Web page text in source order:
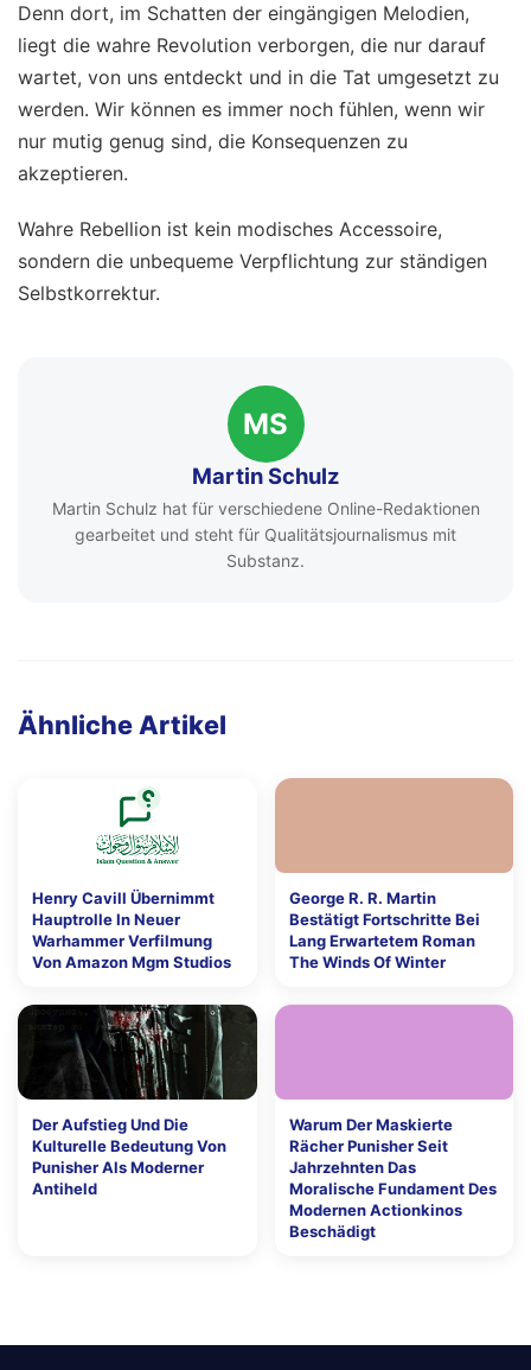
Denn dort, im Schatten der eingängigen Melodien,
liegt die wahre Revolution verborgen, die nur darauf
wartet, von uns entdeckt und in die Tat umgesetzt zu
werden. Wir können es immer noch fühlen, wenn wir
nur mutig genug sind, die Konsequenzen zu
akzeptieren.
Wahre Rebellion ist kein modisches Accessoire,
sondern die unbequeme Verpflichtung zur ständigen
Selbstkorrektur.
MS
Martin Schulz
Martin Schulz hat für verschiedene Online-Redaktionen
gearbeitet und steht für Qualitätsjournalismus mit
Substanz.
Ähnliche Artikel
Henry Cavill Übernimmt
Hauptrolle In Neuer
Warhammer Verfilmung
Von Amazon Mgm Studios
George R. R. Martin
Bestätigt Fortschritte Bei
Lang Erwartetem Roman
The Winds Of Winter
Der Aufstieg Und Die
Kulturelle Bedeutung Von
Punisher Als Moderner
Antiheld
Warum Der Maskierte
Rächer Punisher Seit
Jahrzehnten Das
Moralische Fundament Des
Modernen Actionkinos
Beschädigt